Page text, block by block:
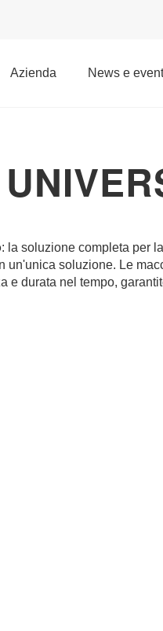
azienda news e
: la soluzione completa per
un'unica soluzione. Le
e durata nel tempo,